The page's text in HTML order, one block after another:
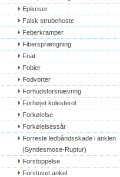
Epikriser
Falsk strubehoste
Feberkramper
Fibersprængning
Fnat
Fobier
Fodvorter
Forhudsforsnævring
Forhøjet kolesterol
Forkølelse
Forkølelsessår
Forreste ledbåndsskade i anklen
(Syndesmose-Ruptur)
Forstoppelse
Forstuvet ankel